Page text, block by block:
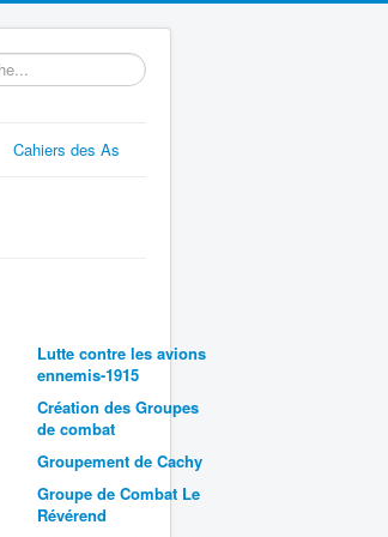
Cahiers des As
Lutte contre les avions
ennemis-1915
Création des Groupes
de combat
Groupement de Cachy
Groupe de Combat Le
Révérend